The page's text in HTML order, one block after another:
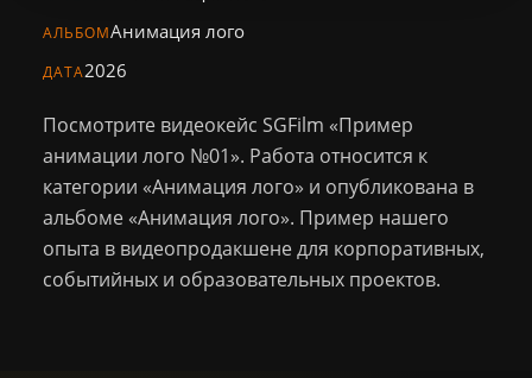
Новости
Контакты
Тел.:+7 (926) 102-29-57
Email:sg.film@yandex.ru
АЛЬБОМАнимация лого
ДАТА2026
Посмотрите видеокейс SGFilm «Пример
анимации лого №01». Работа относится к
категории «Анимация лого» и опубликована в
альбоме «Анимация лого». Пример нашего
опыта в видеопродакшене для корпоративных,
событийных и образовательных проектов.